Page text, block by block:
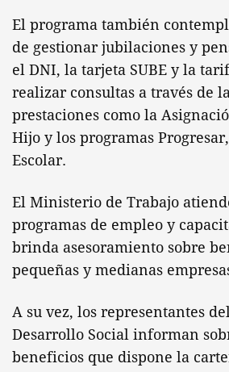
El programa también
de gestionar jubilaciones y
el DNI, la tarjeta SUBE y la
realizar consultas a través de
prestaciones como la
Hijo y los programas
Escolar.
El Ministerio de Trabajo
programas de empleo y
brinda asesoramiento sobre
pequeñas y medianas
A su vez, los representantes
Desarrollo Social informan
beneficios que dispone la